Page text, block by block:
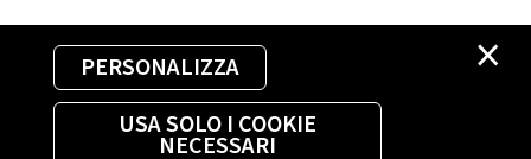
×
PERSONALIZZA
USA SOLO I COOKIE
NECESSARI